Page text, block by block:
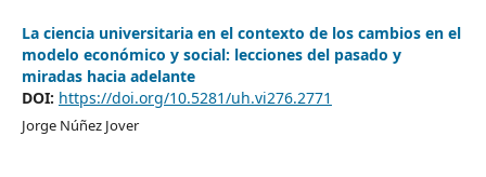
La ciencia universitaria en el contexto de los cambios en el
modelo económico y social: lecciones del pasado y
miradas hacia adelante
DOI: https://doi.org/10.5281/uh.vi276.2771
Jorge Núñez Jover